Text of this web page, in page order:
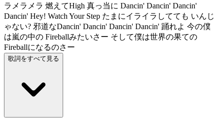
ラメラメラ 燃えてHigh 真っ当に Dancin' Dancin' Dancin'
Dancin' Hey! Watch Your Step たまにイライラしてても いんじ
ゃない? 邪道なDancin' Dancin' Dancin' Dancin' 踊れよ 今の僕
は嵐の中の Fireballみたいさー そして僕は世界の果ての
Fireballになるのさー
歌詞をすべて見る